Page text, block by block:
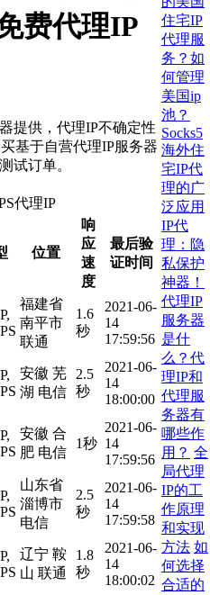
费代理IP
提供，代理IP不确定性
基于自营代理IP服务器
试订单。
代理IP
位置
响
应
速
度
最后验
证时间
福建省
南平市
联通
1.6
秒
2021-06-
14
17:59:56
安徽 芜
湖 电信
2.5
秒
2021-06-
14
18:00:00
安徽 合
肥 电信
1秒
2021-06-
14
17:59:56
山东省
淄博市
电信
2.5
秒
2021-06-
14
17:59:58
辽宁 鞍
山 联通
1.8
秒
2021-06-
14
18:00:02
住宅IP
代理服
务？如
何管理
美国ip
池？
Socks5
海外住
宅IP代
理的广
泛应用
IP代
理：隐
私保护
神器！
代理IP
服务器
是什
么？代
理IP和
代理服
务器有
哪些作
用？ 全
局代理
IP的工
作原理
和实现
方法 如
何选择
合适的